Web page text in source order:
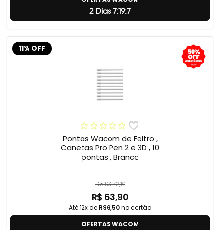
2 Dias 7:19:5
11% OFF
Pontas Wacom de Feltro ,
Canetas Pro Pen 2 e 3D , 10
pontas , Branco
De R$ 72,19
R$ 63,90
Até 12x de R$6,50no cartão
OFERTAS WACOM